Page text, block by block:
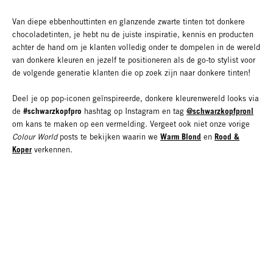
Van diepe ebbenhouttinten en glanzende zwarte tinten tot donkere
chocoladetinten, je hebt nu de juiste inspiratie, kennis en producten
achter de hand om je klanten volledig onder te dompelen in de wereld
van donkere kleuren en jezelf te positioneren als de go-to stylist voor
de volgende generatie klanten die op zoek zijn naar donkere tinten!
Deel je op pop-iconen geïnspireerde, donkere kleurenwereld looks via
de #schwarzkopfpro hashtag op Instagram en tag @schwarzkopfpronl
om kans te maken op een vermelding. Vergeet ook niet onze vorige
Colour Worldposts te bekijken waarin we Warm Blond en Rood &
Koper verkennen.